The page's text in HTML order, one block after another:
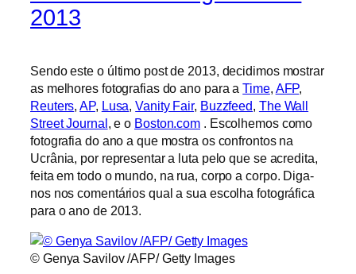
2013
Sendo este o último post de 2013, decidimos mostrar
as melhores fotografias do ano para aTime, AFP,
Reuters,AP, Lusa,Vanity Fair, Buzzfeed, The Wall
Street Journal, e o Boston.com . Escolhemos como
fotografia do ano a que mostra os confrontos na
Ucrânia, por representar a luta pelo que se acredita,
feita em todo o mundo, na rua, corpo a corpo. Diga-
nos nos comentários qual a sua escolha fotográfica
para o ano de 2013.
© Genya Savilov /AFP/ Getty Images